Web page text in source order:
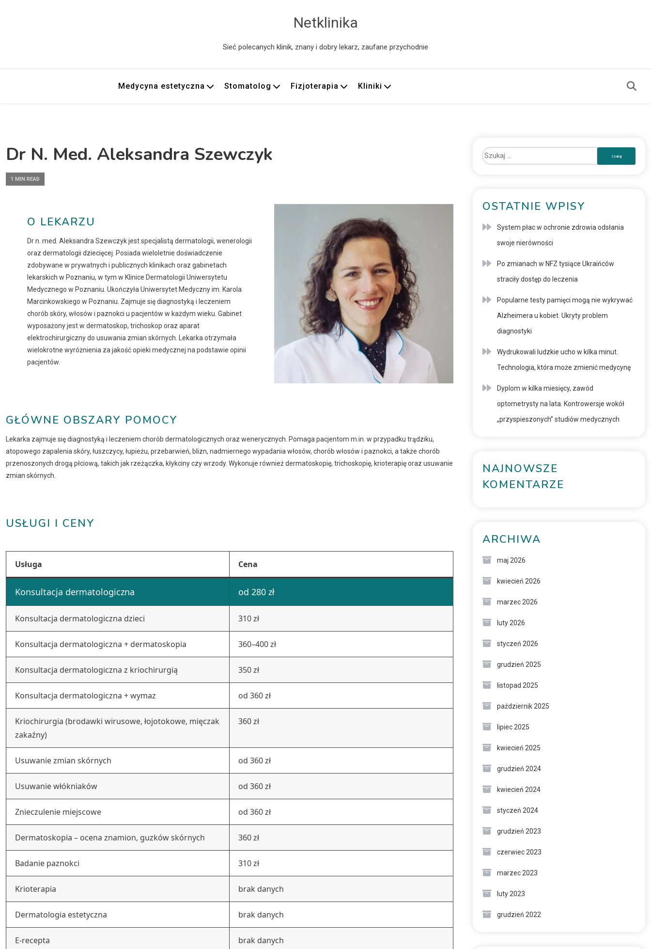
Netklinika
Sieć polecanych klinik, znany i dobry lekarz, zaufane przychodnie
Medycyna estetyczna Stomatolog Fizjoterapia Kliniki
Dr N. Med. Aleksandra Szewczyk
1 MIN READ
O LEKARZU
Dr n. med. Aleksandra Szewczyk jest specjalistą dermatologii, wenerologii
oraz dermatologii dziecięcej. Posiada wieloletnie doświadczenie
zdobywane w prywatnych i publicznych klinikach oraz gabinetach
lekarskich w Poznaniu, w tym w Klinice Dermatologii Uniwersytetu
Medycznego w Poznaniu. Ukończyła Uniwersytet Medyczny im. Karola
Marcinkowskiego w Poznaniu. Zajmuje się diagnostyką i leczeniem
chorób skóry, włosów i paznokci u pacjentów w każdym wieku. Gabinet
wyposażony jest w dermatoskop, trichoskop oraz aparat
elektrochirurgiczny do usuwania zmian skórnych. Lekarka otrzymała
wielokrotne wyróżnienia za jakość opieki medycznej na podstawie opinii
pacjentów.
GŁÓWNE OBSZARY POMOCY
Lekarka zajmuje się diagnostyką i leczeniem chorób dermatologicznych oraz wenerycznych. Pomaga pacjentom m.in. w przypadku trądziku,
atopowego zapalenia skóry, łuszczycy, łupieżu, przebarwień, blizn, nadmiernego wypadania włosów, chorób włosów i paznokci, a także chorób
przenoszonych drogą płciową, takich jak rzeżączka, kłykciny czy wrzody. Wykonuje również dermatoskopię, trichoskopię, krioterapię oraz usuwanie
zmian skórnych.
USŁUGI I CENY
Usługa Cena
Konsultacja dermatologiczna od 280 zł
Konsultacja dermatologiczna dzieci 310 zł
Konsultacja dermatologiczna + dermatoskopia 360–400 zł
Konsultacja dermatologiczna z kriochirurgią 350 zł
Konsultacja dermatologiczna + wymaz od 360 zł
Kriochirurgia (brodawki wirusowe, łojotokowe, mięczak
zakaźny)
360 zł
Usuwanie zmian skórnych od 360 zł
Usuwanie włókniaków od 360 zł
Znieczulenie miejscowe od 360 zł
Dermatoskopia – ocena znamion, guzków skórnych 360 zł
Badanie paznokci 310 zł
Krioterapia brak danych
Dermatologia estetyczna brak danych
E-recepta brak danych
OSTATNIE WPISY
System płac w ochronie zdrowia odsłania
swoje nierówności
Po zmianach w NFZ tysiące Ukraińców
straciły dostęp do leczenia
Popularne testy pamięci mogą nie wykrywać
Alzheimera u kobiet. Ukryty problem
diagnostyki
Wydrukowali ludzkie ucho w kilka minut.
Technologia, która może zmienić medycynę
Dyplom w kilka miesięcy, zawód
optometrysty na lata. Kontrowersje wokół
„przyspieszonych” studiów medycznych
NAJNOWSZE
KOMENTARZE
ARCHIWA
maj 2026
kwiecień 2026
marzec 2026
luty 2026
styczeń 2026
grudzień 2025
listopad 2025
październik 2025
lipiec 2025
kwiecień 2025
grudzień 2024
kwiecień 2024
styczeń 2024
grudzień 2023
czerwiec 2023
marzec 2023
luty 2023
grudzień 2022